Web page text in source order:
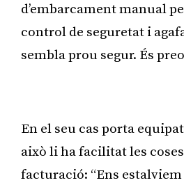
d’embarcament manual
control de seguretat i
sembla prou segur. És
En el seu cas porta
això li ha facilitat les
facturació: “Ens